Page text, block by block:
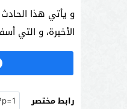
و يأتي هذا
الأخيرة، و التي
رابط مختصر